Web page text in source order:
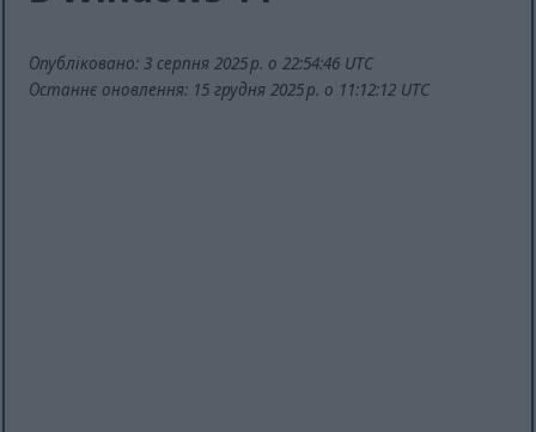
Опубліковано: 3 серпня 2025 р. о 22:54:46 UTC
Останнє оновлення: 15 грудня 2025 р. о 11:12:12 UTC